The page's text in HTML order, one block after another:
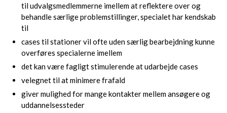
til udvalgsmedlemmerne imellem at reflektere over og
behandle særlige problemstillinger, specialet har kendskab
til
cases til stationer vil ofte uden særlig bearbejdning kunne
overføres specialerne imellem
det kan være fagligt stimulerende at udarbejde cases
velegnet til at minimere frafald
giver mulighed for mange kontakter mellem ansøgere og
uddannelsessteder